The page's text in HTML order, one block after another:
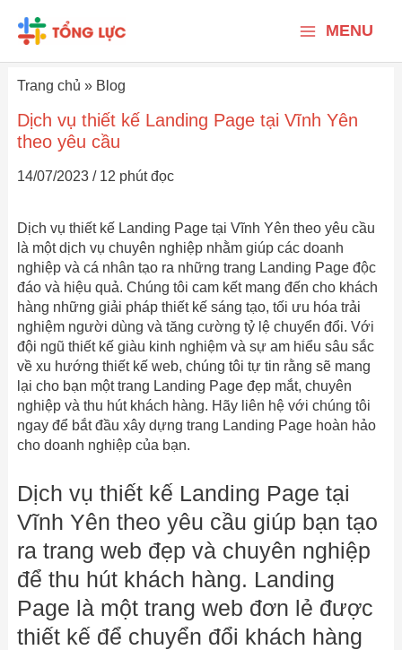
dung
Menu
MENU
Trang chủ » Blog
Dịch vụ thiết kế Landing Page tại Vĩnh Yên
theo yêu cầu
14/07/2023 / 12 phút đọc
Dịch vụ thiết kế Landing Page tại Vĩnh Yên theo yêu cầu
là một dịch vụ chuyên nghiệp nhằm giúp các doanh
nghiệp và cá nhân tạo ra những trang Landing Page độc
đáo và hiệu quả. Chúng tôi cam kết mang đến cho khách
hàng những giải pháp thiết kế sáng tạo, tối ưu hóa trải
nghiệm người dùng và tăng cường tỷ lệ chuyển đổi. Với
đội ngũ thiết kế giàu kinh nghiệm và sự am hiểu sâu sắc
về xu hướng thiết kế web, chúng tôi tự tin rằng sẽ mang
lại cho bạn một trang Landing Page đẹp mắt, chuyên
nghiệp và thu hút khách hàng. Hãy liên hệ với chúng tôi
ngay để bắt đầu xây dựng trang Landing Page hoàn hảo
cho doanh nghiệp của bạn.
Dịch vụ thiết kế Landing Page tại
Vĩnh Yên theo yêu cầu giúp bạn tạo
ra trang web đẹp và chuyên nghiệp
để thu hút khách hàng. Landing
Page là một trang web đơn lẻ được
thiết kế để chuyển đổi khách hàng